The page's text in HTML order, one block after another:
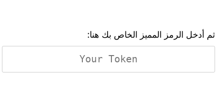
ثم أدخل الرمز المميز الخاص بك هنا: